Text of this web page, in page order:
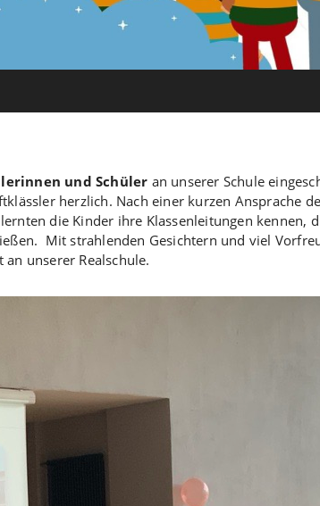
und Schüler an unserer Schule
herzlich. Nach einer kurzen Ansprache
die Kinder ihre Klassenleitungen kennen,
Mit strahlenden Gesichtern und viel
unserer Realschule.